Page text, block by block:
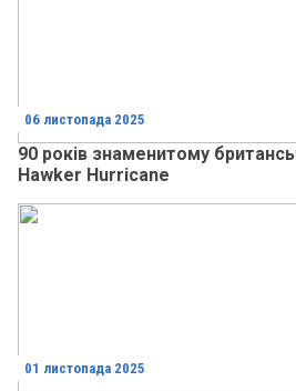
06 листопада 2025
90 років знаменитому
Hawker Hurricane
01 листопада 2025